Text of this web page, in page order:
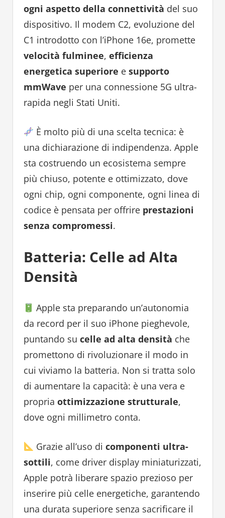
ogni aspetto della connettività del suo
dispositivo. Il modem C2, evoluzione del
C1 introdotto con l’iPhone 16e, promette
velocità fulminee, efficienza
energetica superiore e supporto
mmWave per una connessione 5G ultra-
rapida negli Stati Uniti.
È molto più di una scelta tecnica: è
una dichiarazione di indipendenza. Apple
sta costruendo un ecosistema sempre
più chiuso, potente e ottimizzato, dove
ogni chip, ogni componente, ogni linea di
codice è pensata per offrire prestazioni
senza compromessi.
Batteria: Celle ad Alta
Densità
Apple sta preparando un’autonomia
da record per il suo iPhone pieghevole,
puntando su celle ad alta densità che
promettono di rivoluzionare il modo in
cui viviamo la batteria. Non si tratta solo
di aumentare la capacità: è una vera e
propria ottimizzazione strutturale,
dove ogni millimetro conta.
Grazie all’uso dicomponenti ultra-
sottili, come driver display miniaturizzati,
Apple potrà liberare spazio prezioso per
inserire più celle energetiche, garantendo
una durata superiore senza sacrificare il